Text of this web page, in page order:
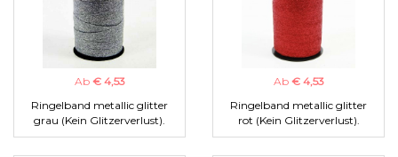
Ab € 4,53
Ringelband metallic glitter
grau (Kein Glitzerverlust).
Ab € 4,53
Ringelband metallic glitter
rot (Kein Glitzerverlust).